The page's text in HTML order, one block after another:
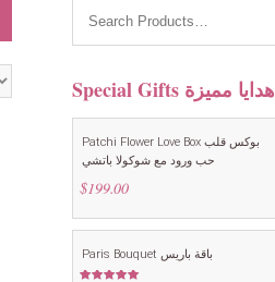
Special Gifts هدايا مميزة
Patchi Flower Love Box بوكس قلب
حب ورود مع شوكولا باتشي
$199.00
Paris Bouquet باقة باريس